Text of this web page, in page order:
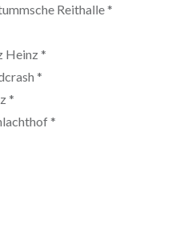
Reithalle *
Heinz *
*
*
*